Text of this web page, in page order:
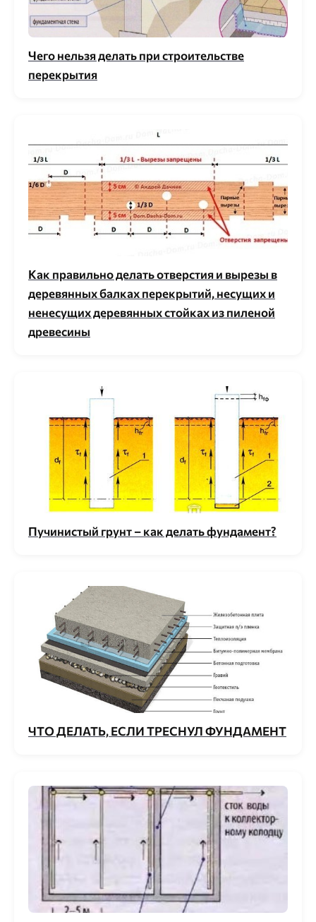
Чего нельзя делать при строительстве
перекрытия
Как правильно делать отверстия и вырезы в
деревянных балках перекрытий, несущих и
ненесущих деревянных стойках из пиленой
древесины
Пучинистый грунт – как делать фундамент?
ЧТО ДЕЛАТЬ, ЕСЛИ ТРЕСНУЛ ФУНДАМЕНТ